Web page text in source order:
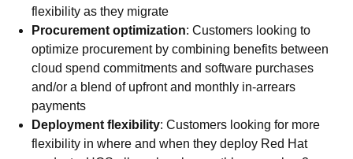
flexibility as they migrate
Procurement optimization: Customers looking to
optimize procurement by combining benefits between
cloud spend commitments and software purchases
and/or a blend of upfront and monthly in-arrears
payments
Deployment flexibility: Customers looking for more
flexibility in where and when they deploy Red Hat